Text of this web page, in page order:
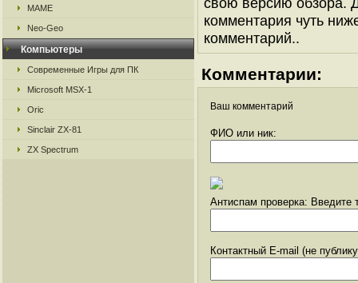
MAME
Neo-Geo
Компьютеры
Современные Игры для ПК
Microsoft MSX-1
Oric
Sinclair ZX-81
ZX Spectrum
комментария чуть
комментарий..
Комментарии:
Ваш комментарий
ФИО или ник:
Антиспам проверка: Введите
Контактный E-mail (не